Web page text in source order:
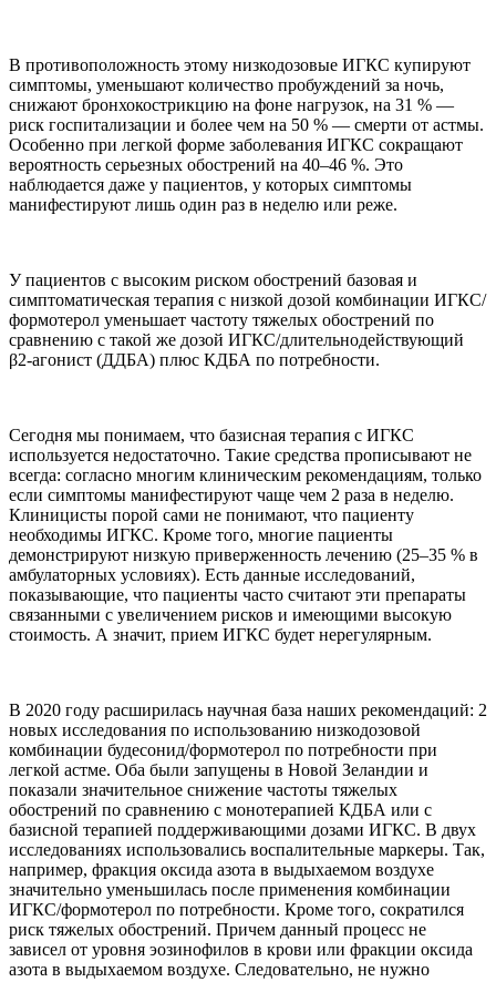
В противоположность этому низкодозовые ИГКС купируют
симптомы, уменьшают количество пробуждений за ночь,
снижают бронхокострикцию на фоне нагрузок, на 31 % —
риск госпитализации и более чем на 50 % — смерти от астмы.
Особенно при легкой форме заболевания ИГКС сокращают
вероятность серьезных обострений на 40–46 %. Это
наблюдается даже у пациентов, у которых симптомы
манифестируют лишь один раз в неделю или реже.
У пациентов с высоким риском обострений базовая и
симптоматическая терапия с низкой дозой комбинации ИГКС/
формотерол уменьшает частоту тяжелых обострений по
сравнению с такой же дозой ИГКС/длительнодействующий
β2-агонист (ДДБА) плюс КДБА по потребности.
Сегодня мы понимаем, что базисная терапия с ИГКС
используется недостаточно. Такие средства прописывают не
всегда: согласно многим клиническим рекомендациям, только
если симптомы манифестируют чаще чем 2 раза в неделю.
Клиницисты порой сами не понимают, что пациенту
необходимы ИГКС. Кроме того, многие пациенты
демонстрируют низкую приверженность лечению (25–35 % в
амбулаторных условиях). Есть данные исследований,
показывающие, что пациенты часто считают эти препараты
связанными с увеличением рисков и имеющими высокую
стоимость. А значит, прием ИГКС будет нерегулярным.
В 2020 году расширилась научная база наших рекомендаций: 2
новых исследования по использованию низкодозовой
комбинации будесонид/формотерол по потребности при
легкой астме. Оба были запущены в Новой Зеландии и
показали значительное снижение частоты тяжелых
обострений по сравнению с монотерапией КДБА или с
базисной терапией поддерживающими дозами ИГКС. В двух
исследованиях использовались воспалительные маркеры. Так,
например, фракция оксида азота в выдыхаемом воздухе
значительно уменьшилась после применения комбинации
ИГКС/формотерол по потребности. Кроме того, сократился
риск тяжелых обострений. Причем данный процесс не
зависел от уровня эозинофилов в крови или фракции оксида
азота в выдыхаемом воздухе. Следовательно, не нужно